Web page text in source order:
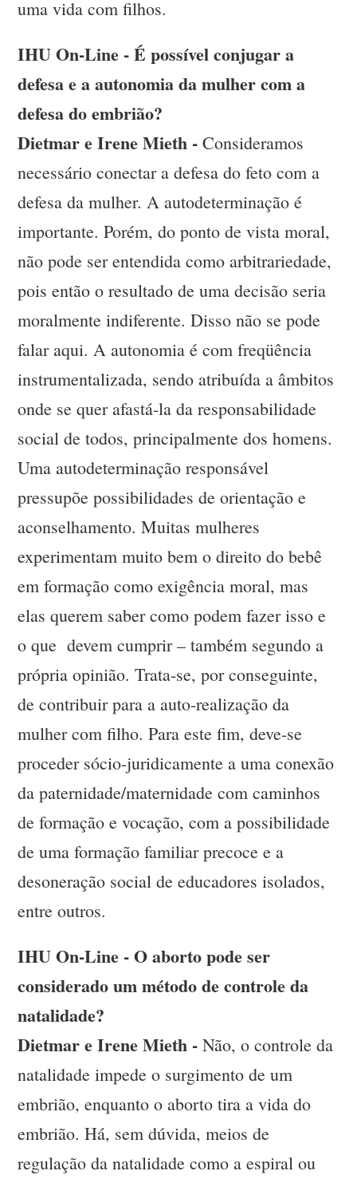
uma vida com filhos.
IHU On-Line - É possível conjugar a
defesa e a autonomia da mulher com a
defesa do embrião?
Dietmar e Irene Mieth - Consideramos
necessário conectar a defesa do feto com a
defesa da mulher. A autodeterminação é
importante. Porém, do ponto de vista moral,
não pode ser entendida como arbitrariedade,
pois então o resultado de uma decisão seria
moralmente indiferente. Disso não se pode
falar aqui. A autonomia é com freqüência
instrumentalizada, sendo atribuída a âmbitos
onde se quer afastá-la da responsabilidade
social de todos, principalmente dos homens.
Uma autodeterminação responsável
pressupõe possibilidades de orientação e
aconselhamento. Muitas mulheres
experimentam muito bem o direito do bebê
em formação como exigência moral, mas
elas querem saber como podem fazer isso e
o que devem cumprir – também segundo a
própria opinião. Trata-se, por conseguinte,
de contribuir para a auto-realização da
mulher com filho. Para este fim, deve-se
proceder sócio-juridicamente a uma conexão
da paternidade/maternidade com caminhos
de formação e vocação, com a possibilidade
de uma formação familiar precoce e a
desoneração social de educadores isolados,
entre outros.
IHU On-Line - O aborto pode ser
considerado um método de controle da
natalidade?
Dietmar e Irene Mieth - Não, o controle da
natalidade impede o surgimento de um
embrião, enquanto o aborto tira a vida do
embrião. Há, sem dúvida, meios de
regulação da natalidade como a espiral ou